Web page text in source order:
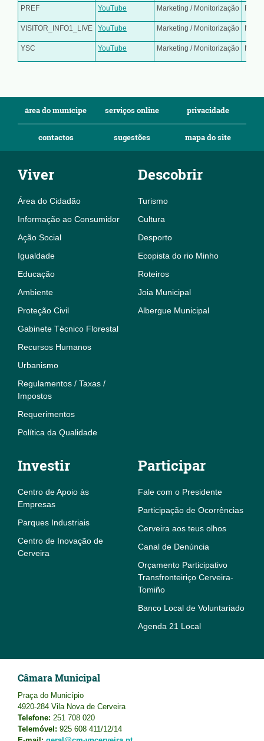
PREF YouTube Marketing / Monitorização
VISITOR_INFO1_LIVE YouTube Marketing / Monitorização
YSC YouTube Marketing / Monitorização
área do munícipe serviços online privacidade
contactos sugestões mapa do site
Viver
Área do Cidadão
Informação ao Consumidor
Ação Social
Igualdade
Educação
Ambiente
Proteção Civil
Gabinete Técnico Florestal
Recursos Humanos
Urbanismo
Regulamentos / Taxas /
Impostos
Requerimentos
Política da Qualidade
Descobrir
Turismo
Cultura
Desporto
Ecopista do rio Minho
Roteiros
Joia Municipal
Albergue Municipal
Investir
Centro de Apoio às
Empresas
Parques Industriais
Centro de Inovação de
Cerveira
Participar
Fale com o Presidente
Participação de Ocorrências
Cerveira aos teus olhos
Canal de Denúncia
Orçamento Participativo
Transfronteiriço Cerveira-
Tomiño
Banco Local de Voluntariado
Agenda 21 Local
Câmara Municipal
Praça do Município
4920-284 Vila Nova de Cerveira
Telefone: 251 708 020
Telemóvel: 925 608 411/12/14